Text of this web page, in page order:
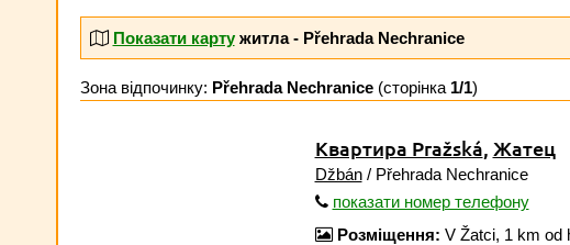
Показати картужитла - Přehrada Nechranice
Зона відпочинку: Přehrada Nechranice (сторінка 1/1)
Квартира Pražská, Жатец
Džbán/ Přehrada Nechranice
показати номер телефону
Розміщення: V Žatci, 1 km od